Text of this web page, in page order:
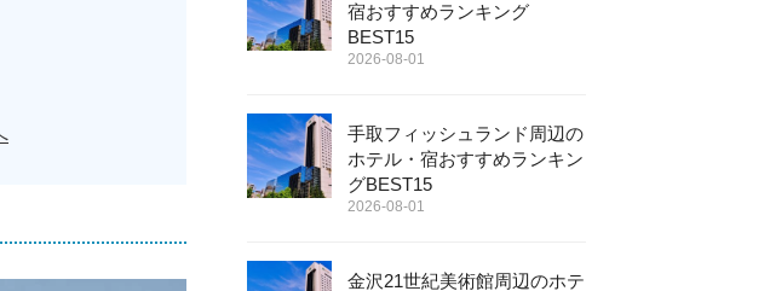
宿おすすめランキング
BEST15
2026-08-01
手取フィッシュランド周辺の
ホテル・宿おすすめランキン
グBEST15
2026-08-01
金沢21世紀美術館周辺のホテ